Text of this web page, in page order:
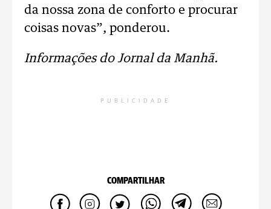
da nossa zona de conforto e procurar
coisas novas”, ponderou.
Informações do Jornal da Manhã.
PUBLICIDADE
COMPARTILHAR